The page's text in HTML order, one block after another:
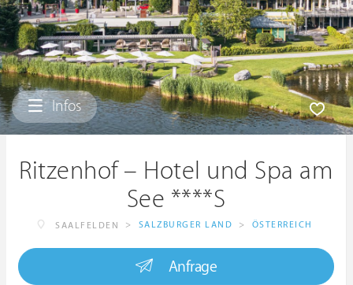
Infos
Ritzenhof – Hotel und Spa am
See ****S
SAALFELDEN > SALZBURGER LAND > ÖSTERREICH
Anfrage